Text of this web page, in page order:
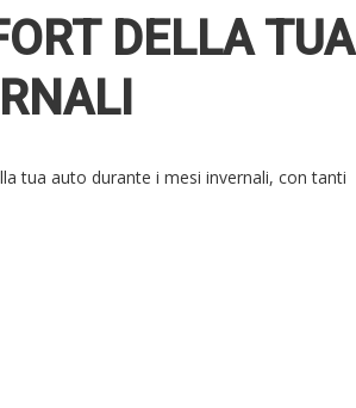
DELLA TUA
tua auto durante i mesi invernali, con tanti